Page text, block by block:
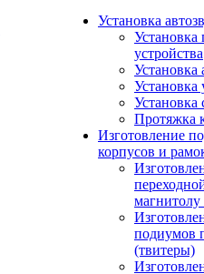
Установка
Установка
устройства
Установка
Установка
Установка
Протяжка
Изготовление
корпусов и
подиумов
(твитеры)